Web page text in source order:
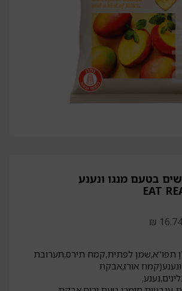
בטעם מנגו ונענע
תפו"א,שמן לפתית,קמח תירס,תערובת
אורז,אבקת